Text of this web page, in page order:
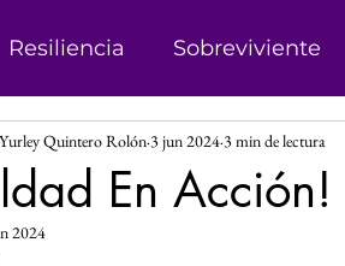
Resiliencia Sobreviviente
Abolicionismo Campañas
En Acción!
Quintero Rolón 3 jun 2024 3 min de lectura
2024
de 5 estrellas.